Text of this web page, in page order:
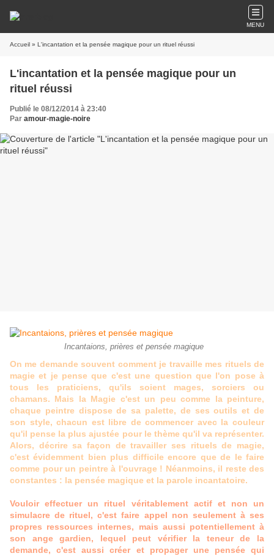
MENU
Accueil » L'incantation et la pensée magique pour un rituel réussi
L'incantation et la pensée magique pour un
rituel réussi
Publié le 08/12/2014 à 23:40
Par amour-magie-noire
Incantaions, prières et pensée magique
On me demande souvent comment je travaille mes rituels de
magie et je pense que c'est une question que l'on pose à
tous les praticiens, qu'ils soient mages, sorciers ou
chamans. Mais la Magie c'est un peu comme la peinture,
chaque peintre dispose de sa palette, de ses outils et de
son style, chacun est libre de commencer avec la couleur
qu'il pense la plus ajustée pour le thème qu'il va représenter.
Alors, décrire sa façon de travailler ses rituels de magie,
c'est évidemment bien plus difficile encore que de le faire
comme pour un peintre à l'ouvrage ! Néanmoins, il reste des
constantes : la pensée magique et la parole incantatoire.
Vouloir effectuer un rituel véritablement actif et non un
simulacre de rituel, c'est faire appel non seulement à ses
propres ressources internes, mais aussi potentiellement à
son ange gardien, lequel peut vérifier la teneur de la
demande, c'est aussi créer et propager une pensée qui